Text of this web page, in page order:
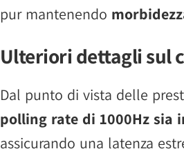
pur mantenendo
Ulteriori dettagli sul
Dal punto di vista delle
polling rate di 1000Hz sia
assicurando una latenza